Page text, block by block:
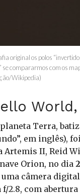
original os polos
se compararmos com os
Wikipedia)
Terra,
em inglês),
Artemis II, Reid
Orion, no dia
uma câmera
f/2.8, com